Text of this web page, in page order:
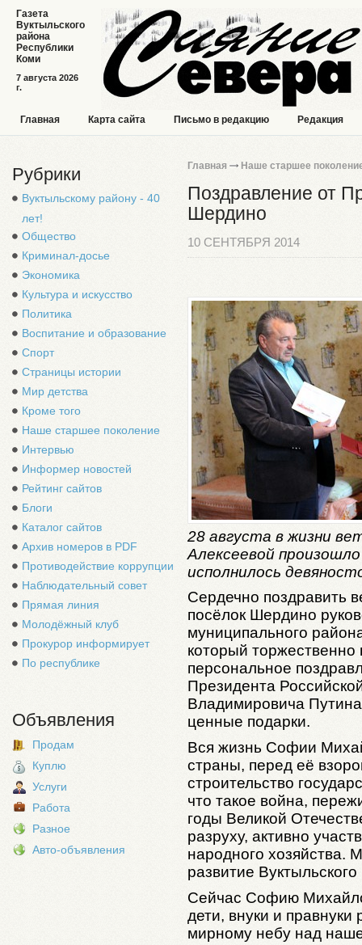
7 августа 2026
г.
Газета
Вуктыльского
района
Республики
Коми
Главная Карта сайта Письмо в редакцию Редакция
Рубрики
Вуктыльскому району - 40
лет!
Общество
Криминал-досье
Экономика
Культура и искусство
Политика
Воспитание и образование
Спорт
Страницы истории
Мир детства
Кроме того
Наше старшее поколение
Интервью
Информер новостей
Рейтинг сайтов
Блоги
Каталог сайтов
Архив номеров в PDF
Противодействие коррупции
Наблюдательный совет
Прямая линия
Молодёжный клуб
Прокурор информирует
По республике
Объявления
Продам
Куплю
Услуги
Работа
Разное
Авто-объявления
Главная Наше старшее
Поздравление от
Шердино
10 СЕНТЯБРЯ 2014
28 августа в жизни
Алексеевой
исполнилось
Сердечно поздравить
посёлок Шердино
муниципального
который
персональное
Президента
Владимировича
ценные подарки.
Вся жизнь Софии
страны, перед её
строительство
что такое война,
годы Великой
разруху, активно
народного хозяйства.
развитие
Сейчас Софию
дети, внуки и
мирному небу над